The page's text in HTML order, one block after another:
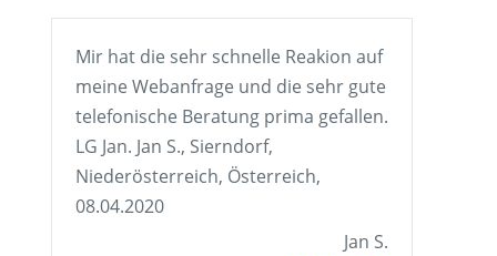
Mir hat die sehr schnelle Reakion auf
meine Webanfrage und die sehr gute
telefonische Beratung prima gefallen.
LG Jan. Jan S., Sierndorf,
Niederösterreich, Österreich,
08.04.2020
Jan S.